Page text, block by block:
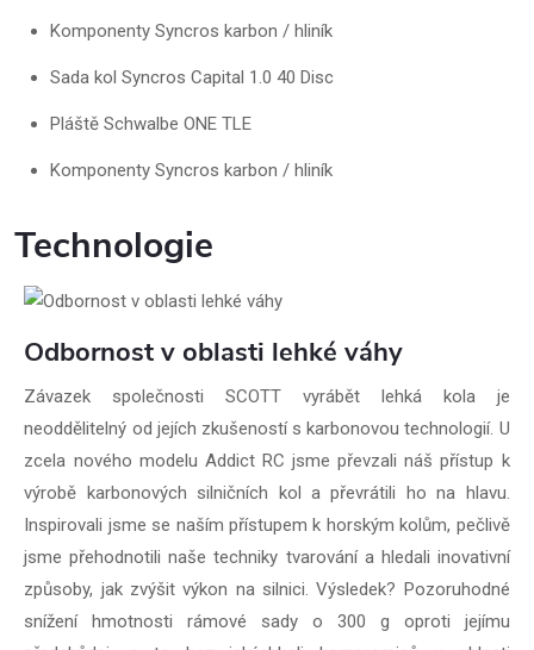
Komponenty Syncros karbon / hliník
Sada kol Syncros Capital 1.0 40 Disc
Pláště Schwalbe ONE TLE
Komponenty Syncros karbon / hliník
Technologie
Odbornost v oblasti lehké váhy
Závazek společnosti SCOTT vyrábět lehká kola je
neoddělitelný od jejích zkušeností s karbonovou technologií. U
zcela nového modelu Addict RC jsme převzali náš přístup k
výrobě karbonových silničních kol a převrátili ho na hlavu.
Inspirovali jsme se naším přístupem k horským kolům, pečlivě
jsme přehodnotili naše techniky tvarování a hledali inovativní
způsoby, jak zvýšit výkon na silnici. Výsledek? Pozoruhodné
snížení hmotnosti rámové sady o 300 g oproti jejímu